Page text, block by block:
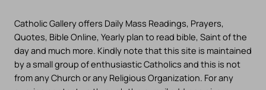
Catholic Gallery offers Daily Mass Readings, Prayers,
Quotes, Bible Online, Yearly plan to read bible, Saint of the
day and much more. Kindly note that this site is maintained
by a small group of enthusiastic Catholics and this is not
from any Church or any Religious Organization. For any